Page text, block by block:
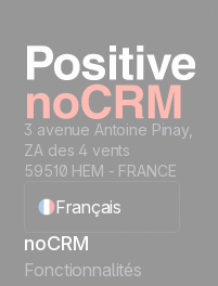
3 avenue Antoine Pinay,
ZA des 4 vents
59510 HEM - FRANCE
Français
English
noCRM
Fonctionnalités